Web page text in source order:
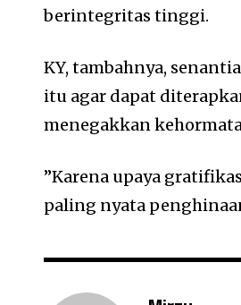
berintegritas tinggi.
KY, tambahnya,
itu agar dapat
menegakkan
”Karena upaya
paling nyata